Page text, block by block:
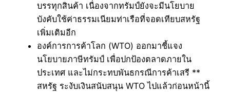
บรรทุกสินค้า เนื่องจากทรัมป์ยังจะมีนโยบาย
บังคับใช้ค่าธรรมเนียมท่าเรือที่จอดเทียบสหรัฐ
เพิ่มเติมอีก
องค์การการค้าโลก (WTO) ออกมาชี้แจง
นโยบายภาษีทรัมป์ เพื่อปกป้องตลาดภายใน
ประเทศ และไม่กระทบพันธกรณีการค้าเสรี **
สหรัฐ ระงับเงินสนับสนุน WTO ไปแล้วก่อนหน้านี้